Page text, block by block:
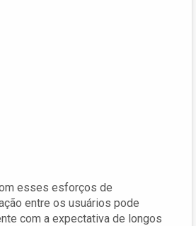
esses esforços de
entre os usuários pode
com a expectativa de longos